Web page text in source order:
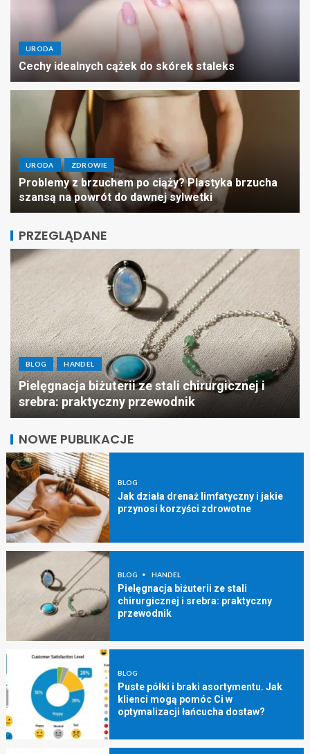
URODA
Cechy idealnych cążek do skórek staleks
URODA ZDROWIE
Problemy z brzuchem po ciąży? Plastyka brzucha
szansą na powrót do dawnej sylwetki
PRZEGLĄDANE
BLOG HANDEL
Pielęgnacja biżuterii ze stali chirurgicznej i
srebra: praktyczny przewodnik
NOWE PUBLIKACJE
BLOG
Jak działa drenaż limfatyczny i jakie
przynosi korzyści zdrowotne
BLOG HANDEL
Pielęgnacja biżuterii ze stali
chirurgicznej i srebra: praktyczny
przewodnik
BLOG
Puste półki i braki asortymentu. Jak
klienci mogą pomóc Ci w
optymalizacji łańcucha dostaw?